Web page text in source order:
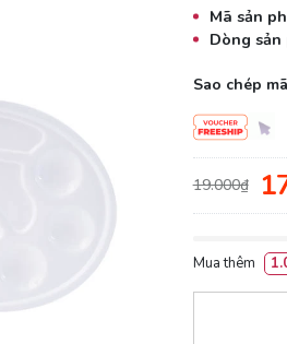
Mã sản
Dòng sản
Sao chép
19.000₫
Mua thêm